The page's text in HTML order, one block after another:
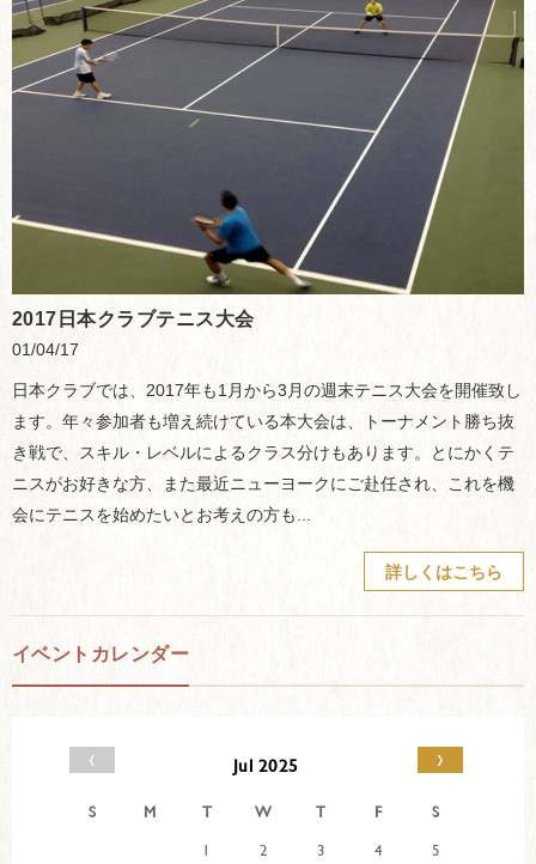
2017日本クラブテニス大会
01/04/17
日本クラブでは、2017年も1月から3月の週末テニス大会を開催致し
ます。年々参加者も増え続けている本大会は、トーナメント勝ち抜
き戦で、スキル・レベルによるクラス分けもあります。とにかくテ
ニスがお好きな方、また最近ニューヨークにご赴任され、これを機
会にテニスを始めたいとお考えの方も...
詳しくはこちら
イベントカレンダー
‹ Jul 2025 ›
S M T W T F
S
1
2 3 4
5